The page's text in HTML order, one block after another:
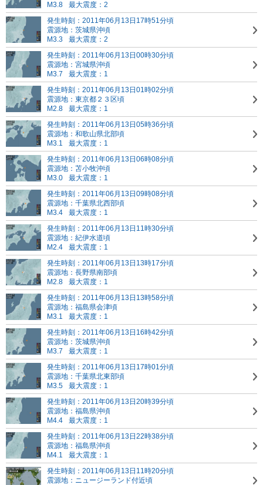
M3.8
最大震度：2
発生時刻：2011年06月13日17時51分頃
震源地：茨城県沖頃
M3.3
最大震度：2
発生時刻：2011年06月13日00時30分頃
震源地：宮城県沖頃
M3.7
最大震度：1
発生時刻：2011年06月13日01時02分頃
震源地：東京都２３区頃
M2.8
最大震度：1
発生時刻：2011年06月13日05時36分頃
震源地：和歌山県北部頃
M3.1
最大震度：1
発生時刻：2011年06月13日06時08分頃
震源地：苫小牧沖頃
M3.0
最大震度：1
発生時刻：2011年06月13日09時08分頃
震源地：千葉県北西部頃
M3.4
最大震度：1
発生時刻：2011年06月13日11時30分頃
震源地：紀伊水道頃
M2.4
最大震度：1
発生時刻：2011年06月13日13時17分頃
震源地：長野県南部頃
M2.8
最大震度：1
発生時刻：2011年06月13日13時58分頃
震源地：福島県会津頃
M3.1
最大震度：1
発生時刻：2011年06月13日16時42分頃
震源地：茨城県沖頃
M3.7
最大震度：1
発生時刻：2011年06月13日17時01分頃
震源地：千葉県北東部頃
M3.5
最大震度：1
発生時刻：2011年06月13日20時39分頃
震源地：福島県沖頃
M4.4
最大震度：1
発生時刻：2011年06月13日22時38分頃
震源地：福島県沖頃
M4.1
最大震度：1
発生時刻：2011年06月13日11時20分頃
震源地：ニュージーランド付近頃